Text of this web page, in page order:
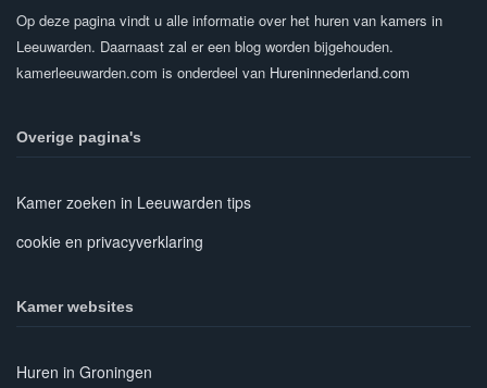
Op deze pagina vindt u alle informatie over het huren van kamers in
Leeuwarden. Daarnaast zal er een blog worden bijgehouden.
kamerleeuwarden.com is onderdeel van Hureninnederland.com
Overige pagina's
Kamer zoeken in Leeuwarden tips
cookie en privacyverklaring
Kamer websites
Huren in Groningen